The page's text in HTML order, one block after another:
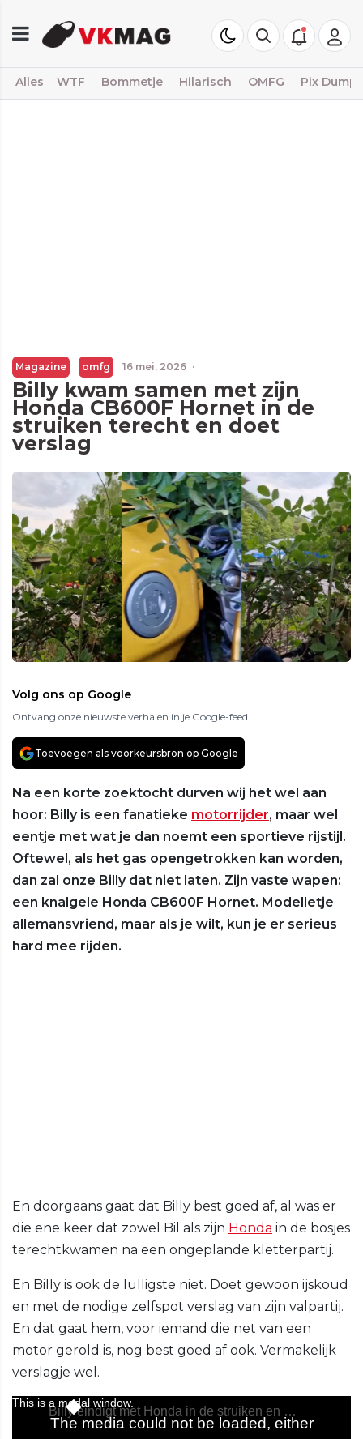
Alles WTF Bommetje Hilarisch OMFG Pix Dump
Magazine omfg 16 mei, 2026 ·
Billy kwam samen met zijn
Honda CB600F Hornet in de
struiken terecht en doet
verslag
Volg ons op Google
Ontvang onze nieuwste verhalen in je Google-feed
Toevoegen als voorkeursbron op Google
Na een korte zoektocht durven wij het wel aan
hoor: Billy is een fanatieke motorrijder, maar wel
eentje met wat je dan noemt een sportieve rijstijl.
Oftewel, als het gas opengetrokken kan worden,
dan zal onze Billy dat niet laten. Zijn vaste wapen:
een knalgele Honda CB600F Hornet. Modelletje
allemansvriend, maar als je wilt, kun je er serieus
hard mee rijden.
En doorgaans gaat dat Billy best goed af, al was er
die ene keer dat zowel Bil als zijn Honda in de bosjes
terechtkwamen na een ongeplande kletterpartij.
En Billy is ook de lulligste niet. Doet gewoon ijskoud
en met de nodige zelfspot verslag van zijn valpartij.
En dat gaat hem, voor iemand die net van een
motor gerold is, nog best goed af ook. Vermakelijk
verslagje wel.